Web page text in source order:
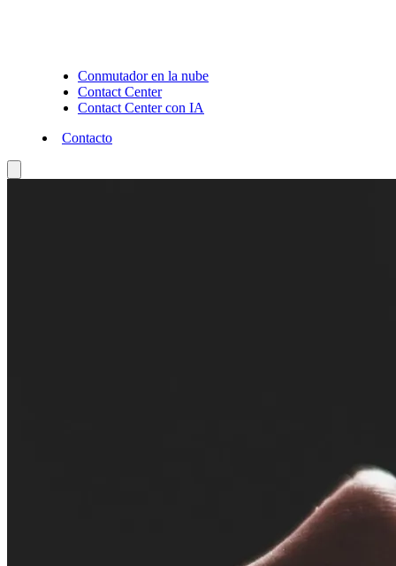
Conmutador en la nube
Contact Center
Contact Center con IA
Contacto